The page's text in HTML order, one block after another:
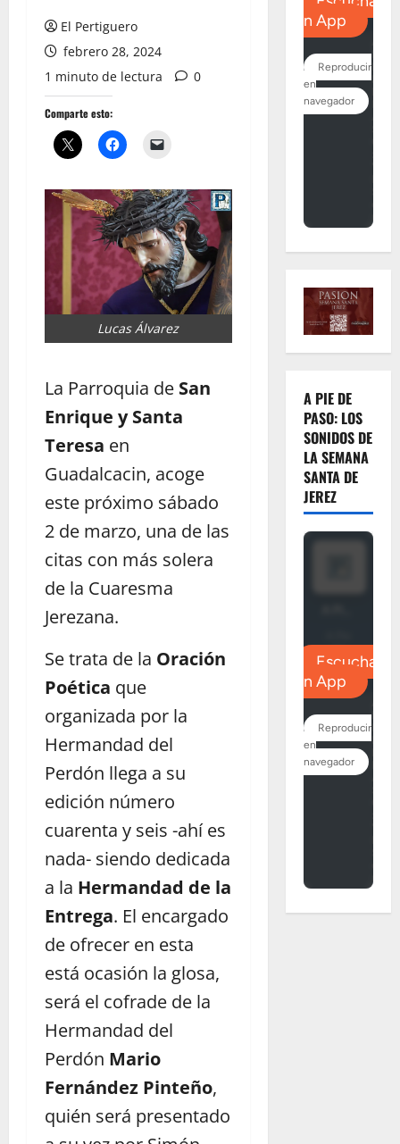
El Pertiguero
febrero 28, 2024
1 minuto de lectura
0
Comparte esto:
Lucas Álvarez
La Parroquia de San
Enrique y Santa
Teresa en
Guadalcacin, acoge
este próximo sábado
2 de marzo, una de las
citas con más solera
de la Cuaresma
Jerezana.
Se trata de la Oración
Poética que
organizada por la
Hermandad del
Perdón llega a su
edición número
cuarenta y seis -ahí es
nada- siendo dedicada
a la Hermandad de la
Entrega. El encargado
de ofrecer en esta
está ocasión la glosa,
será el cofrade de la
Hermandad del
Perdón Mario
Fernández Pinteño,
quién será presentado
A PIE DE
PASO: LOS
SONIDOS DE
LA SEMANA
SANTA DE
JEREZ